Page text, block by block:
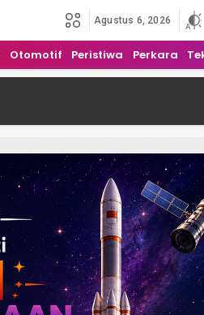
Agustus 6, 2026
Otomotif Peristiwa Perkara